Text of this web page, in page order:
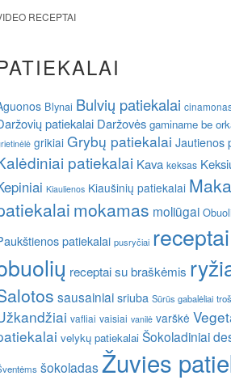
RECEPTAI
Blynai Bulvių patiekalai
patiekalai Daržovės gaminame be
grikiai Grybų patiekalai Jautienos
patiekalai Kava keksas
Kiaulienos Kiaušinių patiekalai
mokamas moliūgai
patiekalai pusryčiai
receptai su braškėmis
sausainiai sriuba Sūrūs gabalėliai
vafliai vaisiai vanilė varškė
velykų patiekalai Šokoladiniai
šokoladasŽuvies